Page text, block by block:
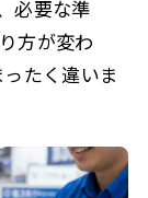
必要な準
方が変わ
たく違いま